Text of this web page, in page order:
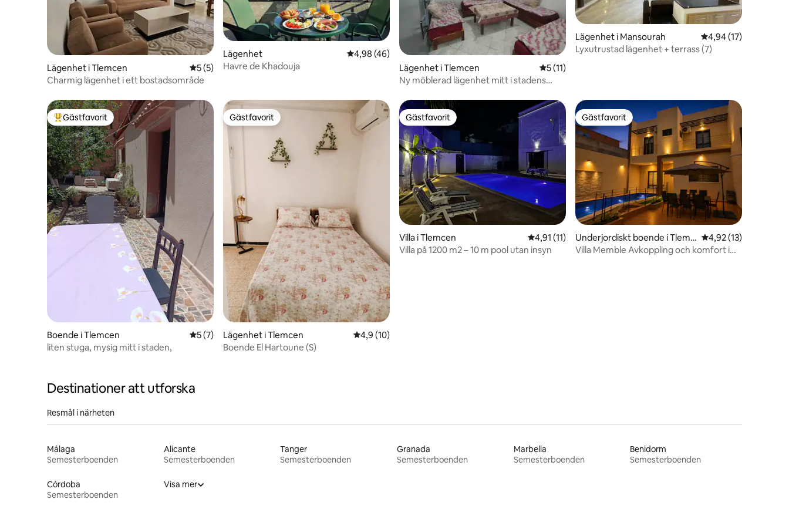
Lägenhet i Tlemcen 5 av 5 i genomsnittligt betyg, 5 omdömen
5 (5)
Charmig lägenhet i ett bostadsområde
Lägenhet 4,98 av 5 i genomsnittligt betyg, 46 omdömen
4,98 (46)
Havre de Khadouja
Lägenhet i Tlemcen 5 av 5 i genomsnittligt betyg, 11 omdömen
5 (11)
Ny möblerad lägenhet mitt i stadens
Lägenhet i Mansourah 4,94 av 5 i
4,94 (17)
Lyxutrustad lägenhet + terrass (7)
Populär gästfavorit
Gästfavorit
Boende i Tlemcen 5 av 5 i genomsnittligt betyg, 7 omdömen
5 (7)
liten stuga, mysig mitt i staden,
Gästfavorit
Gästfavorit
Lägenhet i Tlemcen 4,9 av 5 i genomsnittligt betyg, 10 omdömen
4,9 (10)
Boende El Hartoune (S)
Gästfavorit
Gästfavorit
Villa i Tlemcen 4,91 av 5 i genomsnittligt betyg, 11 omdömen
4,91 (11)
Villa på 1200 m2 – 10 m pool utan insyn
Gästfavorit
Gästfavorit
Underjordiskt boende i Tlemc
en
4,92 av 5 i
4,92 (13)
Villa Memble Avkoppling och komfort i
Destinationer att utforska
Resmål i närheten
Málaga
Semesterboenden
Alicante
Semesterboenden
Tanger
Semesterboenden
Granada
Semesterboenden
Marbella
Semesterboenden
Benidorm
Semesterboenden
Córdoba
Semesterboenden
Visa mer